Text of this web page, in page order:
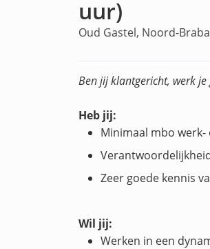
uur)
Oud Gastel, Noord-
Ben jij klantgericht, werk
Heb jij:
Minimaal mbo werk-
Zeer goede kennis
Wil jij:
Werken in een